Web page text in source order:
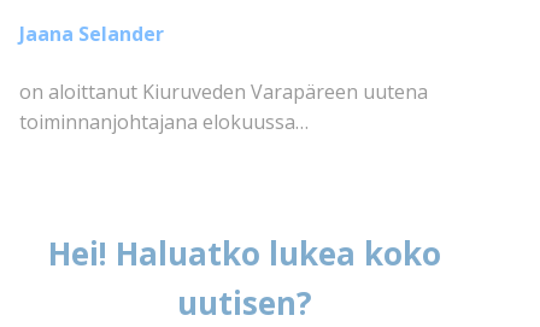
Jaana Selander
on aloittanut Kiuruveden Varapäreen uutena
toiminnanjohtajana elokuussa…
Hei! Haluatko lukea koko
uutisen?